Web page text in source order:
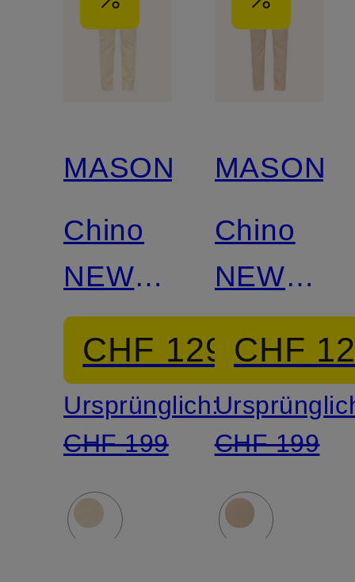
MASON'S
Chino
NEW
YORK
CHF 129
Ursprünglich:
CHF 199
MASON'S
Chino
NEW
YORK
CHF
CHF 199